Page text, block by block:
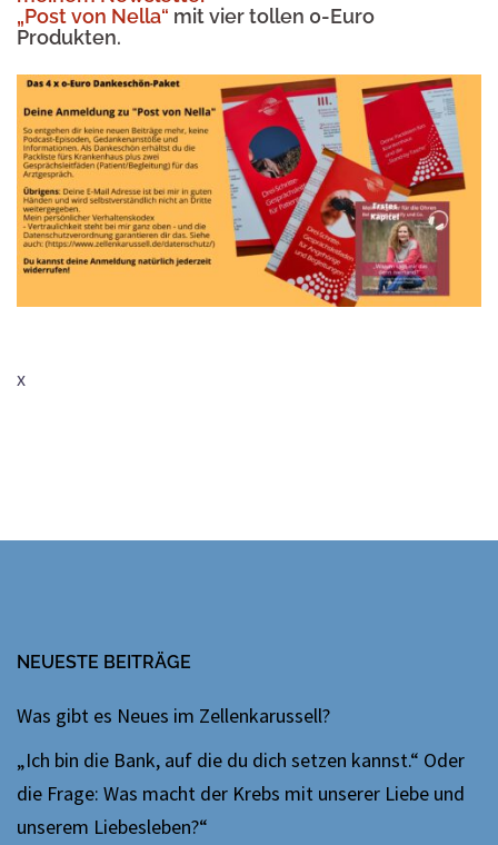
„Post von Nella“ mit vier tollen 0-Euro
Produkten.
x
NEUESTE BEITRÄGE
Was gibt es Neues im Zellenkarussell?
„Ich bin die Bank, auf die du dich setzen kannst.“ Oder
die Frage: Was macht der Krebs mit unserer Liebe und
unserem Liebesleben?“